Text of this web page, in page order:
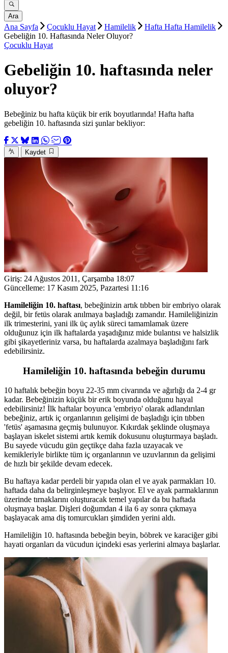
Ara
Ana Sayfa Çocuklu Hayat Hamilelik
Hafta Hafta Hamilelik
Gebeliğin 10. Haftasında Neler Oluyor?
Çocuklu Hayat
Gebeliğin 10. haftasında neler
oluyor?
Bebeğiniz bu hafta küçük bir erik boyutlarında! Hafta hafta
gebeliğin 10. haftasında sizi şunlar bekliyor:
Kaydet
Giriş: 24 Ağustos 2011, Çarşamba 18:07
Güncelleme: 17 Kasım 2025, Pazartesi 11:16
Hamileliğin 10. haftası, bebeğinizin artık tıbben bir embriyo olarak
değil, bir fetüs olarak anılmaya başladığı zamandır. Hamileliğinizin
ilk trimesterini, yani ilk üç aylık süreci tamamlamak üzere
olduğunuz için ilk haftalarda yaşadığınız mide bulantısı ve halsizlik
gibi şikayetleriniz varsa, bu haftalarda azalmaya başladığını fark
edebilirsiniz.
Hamileliğin 10. haftasında bebeğin durumu
10 haftalık bebeğin boyu 22-35 mm civarında ve ağırlığı da 2-4 gr
kadar. Bebeğinizin küçük bir erik boyunda olduğunu hayal
edebilirsiniz! İlk haftalar boyunca 'embriyo' olarak adlandırılan
bebeğiniz, artık iç organlarının gelişimi de başladığı için tıbben
'fetüs' aşamasına geçmiş bulunuyor. Kıkırdak şeklinde oluşmaya
başlayan iskelet sistemi artık kemik dokusunu oluşturmaya başladı.
Bu sayede vücudu gün geçtikçe daha fazla uzayacak ve
kemikleriyle birlikte tüm iç organlarının ve uzuvlarının da gelişimi
de hızlı bir şekilde devam edecek.
Bu haftaya kadar perdeli bir yapıda olan el ve ayak parmakları 10.
haftada daha da belirginleşmeye başlıyor. El ve ayak parmaklarının
üzerinde tırnaklarını oluşturacak temel yapılar da bu haftada
oluşmaya başlar. Dişleri doğumdan 4 ila 6 ay sonra çıkmaya
başlayacak ama diş tomurcukları şimdiden yerini aldı.
Hamileliğin 10. haftasında bebeğin beyin, böbrek ve karaciğer gibi
hayati organları da vücudun içindeki esas yerlerini almaya başlarlar.